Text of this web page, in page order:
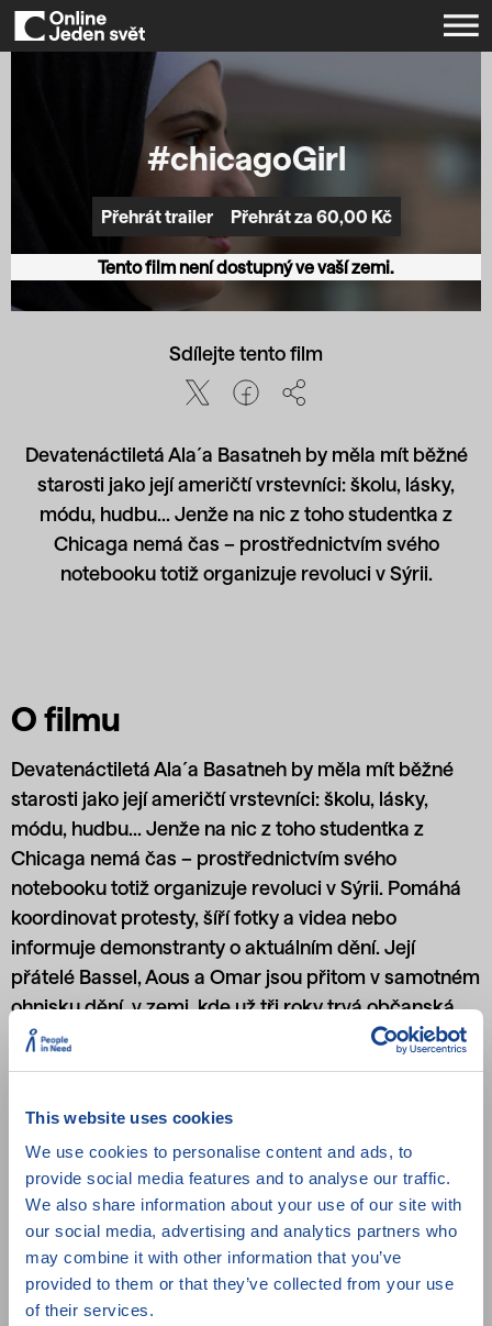
This website uses cookies
We use cookies to personalise content and ads, to
provide social media features and to analyse our traffic.
We also share information about your use of our site with
our social media, advertising and analytics partners who
may combine it with other information that you’ve
provided to them or that they’ve collected from your use
of their services.
#chicagoGirl
Přehrát trailer Přehrát za 60,00 Kč
Tento film není dostupný ve vaší zemi.
Sdílejte tento film
Devatenáctiletá Ala´a Basatneh by měla mít běžné
starosti jako její američtí vrstevníci: školu, lásky,
módu, hudbu… Jenže na nic z toho studentka z
Chicaga nemá čas – prostřednictvím svého
notebooku totiž organizuje revoluci v Sýrii.
O filmu
Devatenáctiletá Ala´a Basatneh by měla mít běžné
starosti jako její američtí vrstevníci: školu, lásky,
módu, hudbu… Jenže na nic z toho studentka z
Chicaga nemá čas – prostřednictvím svého
notebooku totiž organizuje revoluci v Sýrii. Pomáhá
koordinovat protesty, šíří fotky a videa nebo
informuje demonstranty o aktuálním dění. Její
přátelé Bassel, Aous a Omar jsou přitom v samotném
ohnisku dění, v zemi, kde už tři roky trvá občanská
válka. Dokumentují zločiny Asadova režimu a
samozřejmě bojují. Vyměnili však zbraně za
odvahu mladých lidí a odkrývá fenomén sociálních
sítí, který se stal zásadním hybatelem vlny arabského
jara.
Režie:Joe Piscatella
Země původu:Sýrie, Spojené státy